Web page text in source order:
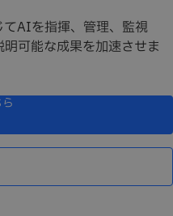
AIを指揮、管理、監視
可能な成果を加速させま